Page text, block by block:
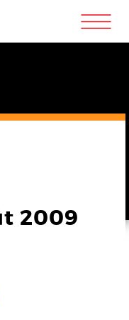
m
2009